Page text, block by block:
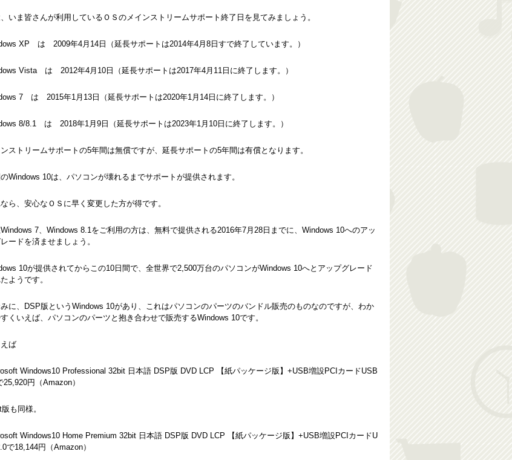
いま皆さんが利用しているＯＳのメインストリームサポート終了日を見てみましょう。
XP は 2009年4月14日（延長サポートは2014年4月8日すで終了しています。）
Vista は 2012年4月10日（延長サポートは2017年4月11日に終了します。）
7 は 2015年1月13日（延長サポートは2020年1月14日に終了します。）
8/8.1 は 2018年1月9日（延長サポートは2023年1月10日に終了します。）
ストリームサポートの5年間は無償ですが、延長サポートの5年間は有償となります。
Windows 10は、パソコンが壊れるまでサポートが提供されます。
ら、安心なＯＳに早く変更した方が得です。
7、Windows 8.1をご利用の方は、無料で提供される2016年7月28日までに、Windows 10へのアッ
ードを済ませましょう。
10が提供されてからこの10日間で、全世界で2,500万台のパソコンがWindows 10へとアップグレード
ようです。
に、DSP版というWindows 10があり、これはパソコンのパーツのバンドル販売のものなのですが、わか
くいえば、パソコンのパーツと抱き合わせで販売するWindows 10です。
ば
Windows10 Professional 32bit 日本語 DSP版 DVD LCP 【紙パッケージ版】+USB増設PCIカードUSB
25,920円（Amazon）
も同様。
Windows10 Home Premium 32bit 日本語 DSP版 DVD LCP 【紙パッケージ版】+USB増設PCIカードU
で18,144円（Amazon）